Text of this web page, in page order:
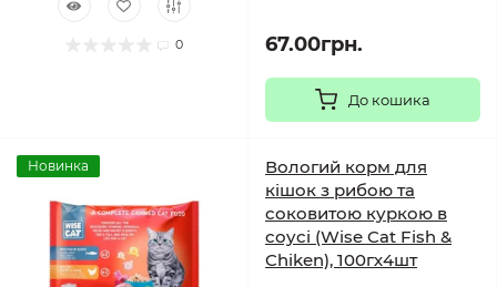
0 67.00грн.
До кошика
Новинка
Вологий корм для
кішок з рибою та
соковитою куркою в
соусі (Wise Cat Fish &
Chiken), 100гх4шт